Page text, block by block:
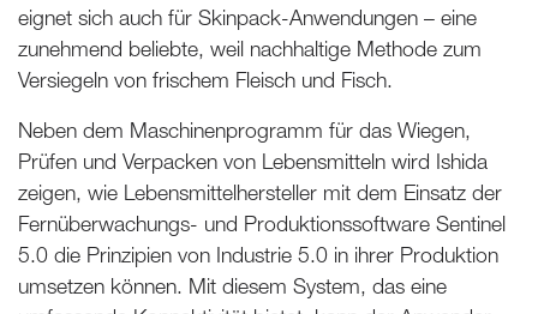
eignet sich auch für Skinpack-Anwendungen – eine
zunehmend beliebte, weil nachhaltige Methode zum
Versiegeln von frischem Fleisch und Fisch.
Neben dem Maschinenprogramm für das Wiegen,
Prüfen und Verpacken von Lebensmitteln wird Ishida
zeigen, wie Lebensmittelhersteller mit dem Einsatz der
Fernüberwachungs- und Produktionssoftware Sentinel
5.0 die Prinzipien von Industrie 5.0 in ihrer Produktion
umsetzen können. Mit diesem System, das eine